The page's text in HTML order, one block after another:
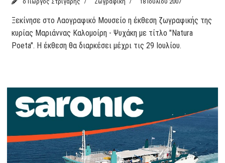
Ξεκίνησε στο Λαογραφικό Μουσείο η έκθεση ζωγραφικής της
κυρίας Μαριάννας Καλομοίρη - Ψυχάκη με τίτλο "Natura
Poeta". Η έκθεση θα διαρκέσει μέχρι τις 29 Ιουλίου.